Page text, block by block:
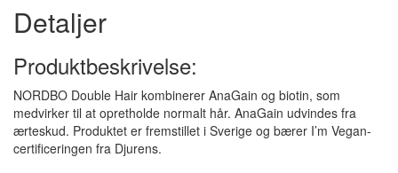
Detaljer
Produktbeskrivelse:
NORDBO Double Hair kombinerer AnaGain og biotin, som
medvirker til at opretholde normalt hår. AnaGain udvindes fra
ærteskud. Produktet er fremstillet i Sverige og bærer I’m Vegan-
certificeringen fra Djurens.